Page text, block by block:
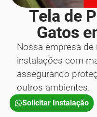
Tela de
Gatos
Nossa empresa
instalações com
assegurando
outros ambientes.
Solicitar Instalação